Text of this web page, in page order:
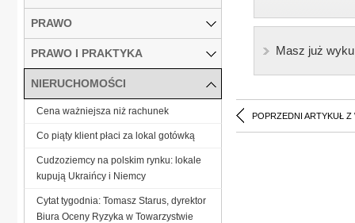
Masz już
POPRZEDNI ARTYKUŁ Z
PRAWO
PRAWO I PRAKTYKA
NIERUCHOMOŚCI
Cena ważniejsza niż rachunek
Co piąty klient płaci za lokal gotówką
Cudzoziemcy na polskim rynku: lokale
kupują Ukraińcy i Niemcy
Cytat tygodnia: Tomasz Starus, dyrektor
Biura Oceny Ryzyka w Towarzystwie